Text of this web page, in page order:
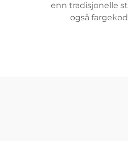
enn tradisjonelle
også